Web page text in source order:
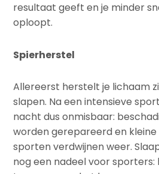
resultaat geeft en je minder
oploopt.
Spierherstel
Allereerst herstelt je lichaam
slapen. Na een intensieve
nacht dus onmisbaar:
worden gerepareerd en
sporten verdwijnen weer.
nog een nadeel voor